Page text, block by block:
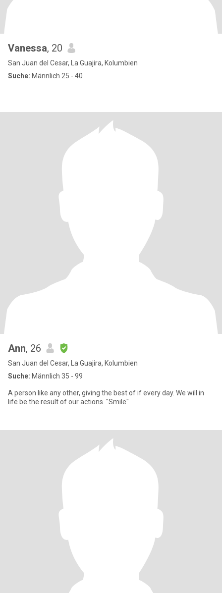
Vanessa, 20
San Juan del Cesar, La Guajira, Kolumbien
Suche: Männlich 25 - 40
Ann, 26
San Juan del Cesar, La Guajira, Kolumbien
Suche: Männlich 35 - 99
A person like any other, giving the best of if every day. We will in
life be the result of our actions. "Smile"